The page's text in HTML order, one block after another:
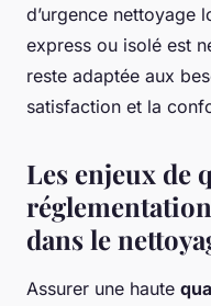
d’urgence nettoyage
express ou isolé est
reste adaptée aux
satisfaction et la
Les enjeux de
dans le
Assurer une haute